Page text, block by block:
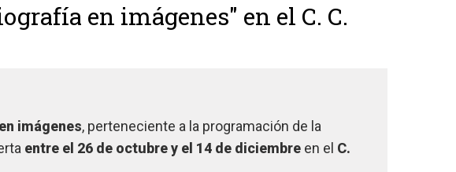
en imágenes" en el C. C.
imágenes, perteneciente a la programación de la
entre el 26 de octubre y el 14 de diciembre en el C.